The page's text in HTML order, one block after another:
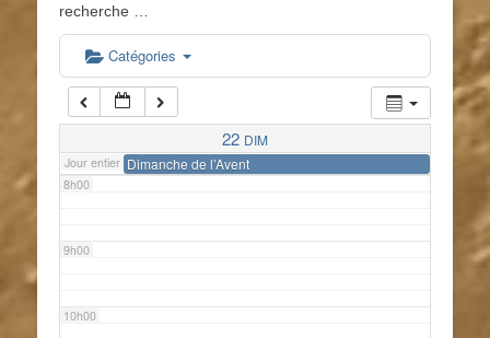
recherche …
Catégories
22 DIM
Jour entier Dimanche de l’Avent
6h00
7h00
8h00
9h00
10h00